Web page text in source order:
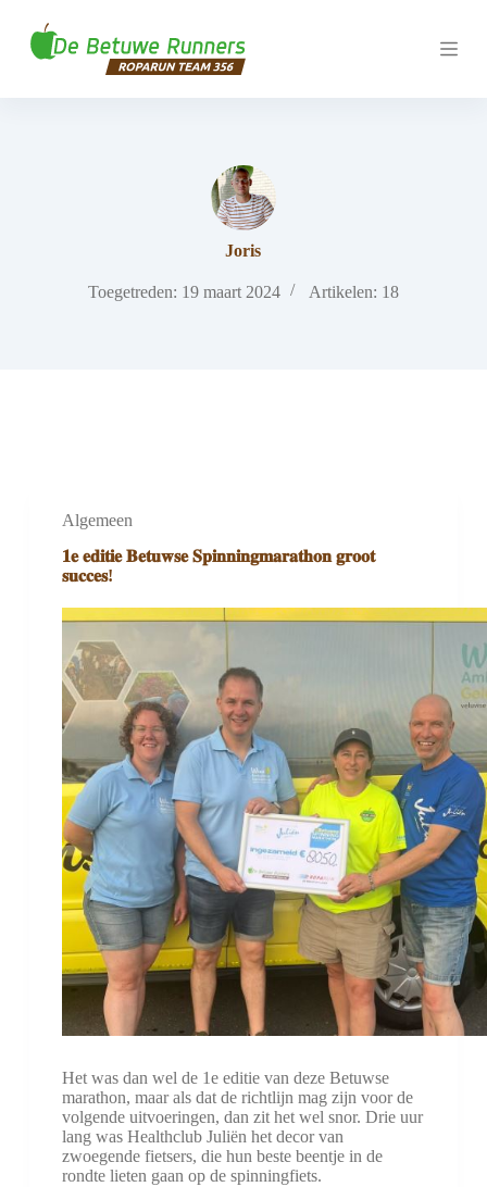
Joris
Toegetreden: 19 maart 2024 Artikelen: 18
Algemeen
𝟏𝐞 𝐞𝐝𝐢𝐭𝐢𝐞 𝐁𝐞𝐭𝐮𝐰𝐬𝐞 𝐒𝐩𝐢𝐧𝐧𝐢𝐧𝐠𝐦𝐚𝐫𝐚𝐭𝐡𝐨𝐧 𝐠𝐫𝐨𝐨𝐭
𝐬𝐮𝐜𝐜𝐞𝐬!
Het was dan wel de 1e editie van deze Betuwse
marathon, maar als dat de richtlijn mag zijn voor de
volgende uitvoeringen, dan zit het wel snor. Drie uur
lang was Healthclub Juliën het decor van
zwoegende fietsers, die hun beste beentje in de
rondte lieten gaan op de spinningfiets.